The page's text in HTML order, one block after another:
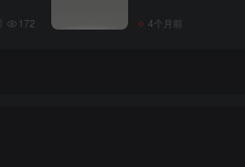
172 4个月前